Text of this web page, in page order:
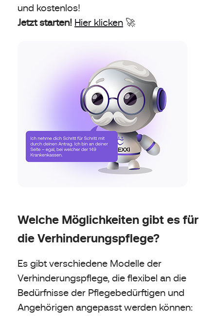
und kostenlos!
Jetzt starten! Hier klicken 🚀
Welche Möglichkeiten gibt es für
die Verhinderungspflege?
Es gibt verschiedene Modelle der
Verhinderungspflege, die flexibel an die
Bedürfnisse der Pflegebedürftigen und
Angehörigen angepasst werden können: